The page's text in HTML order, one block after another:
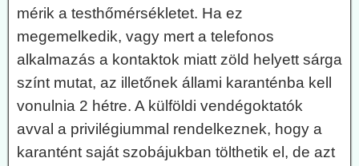
mérik a testhőmérsékletet. Ha ez
megemelkedik, vagy mert a telefonos
alkalmazás a kontaktok miatt zöld helyett sárga
színt mutat, az illetőnek állami karanténba kell
vonulnia 2 hétre. A külföldi vendégoktatók
avval a privilégiummal rendelkeznek, hogy a
karantént saját szobájukban tölthetik el, de azt